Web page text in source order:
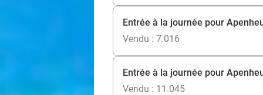
Entrée à la journée pour
Vendu : 7.016
Entrée à la journée pour
Vendu : 11.045